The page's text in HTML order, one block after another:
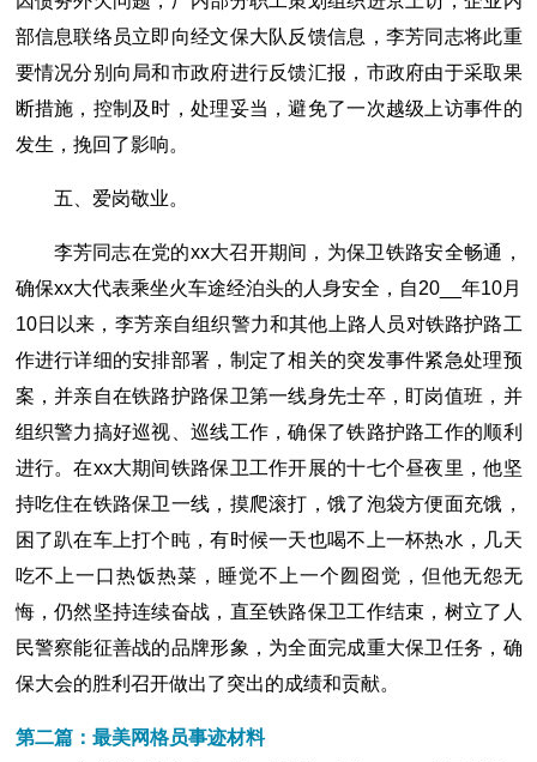
部信息联络员立即向经文保大队反馈信息，李芳同志将此重
要情况分别向局和市政府进行反馈汇报，市政府由于采取果
断措施，控制及时，处理妥当，避免了一次越级上访事件的
发生，挽回了影响。
五、爱岗敬业。
李芳同志在党的xx大召开期间，为保卫铁路安全畅通，
确保xx大代表乘坐火车途经泊头的人身安全，自20__年10月
10日以来，李芳亲自组织警力和其他上路人员对铁路护路工
作进行详细的安排部署，制定了相关的突发事件紧急处理预
案，并亲自在铁路护路保卫第一线身先士卒，盯岗值班，并
组织警力搞好巡视、巡线工作，确保了铁路护路工作的顺利
进行。在xx大期间铁路保卫工作开展的十七个昼夜里，他坚
持吃住在铁路保卫一线，摸爬滚打，饿了泡袋方便面充饿，
困了趴在车上打个盹，有时候一天也喝不上一杯热水，几天
吃不上一口热饭热菜，睡觉不上一个囫囵觉，但他无怨无
悔，仍然坚持连续奋战，直至铁路保卫工作结束，树立了人
民警察能征善战的品牌形象，为全面完成重大保卫任务，确
保大会的胜利召开做出了突出的成绩和贡献。
第二篇：最美网格员事迹材料